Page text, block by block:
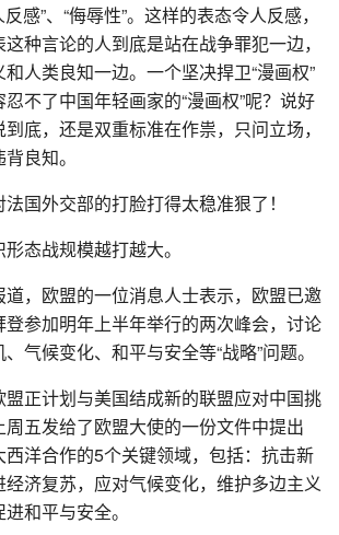
感”、“侮辱性”。这样的表态令人反感，
种言论的人到底是站在战争罪犯一边，
人类良知一边。一个坚决捍卫“漫画权”
不了中国年轻画家的“漫画权”呢？说好
底，还是双重标准在作祟，只问立场，
良知。
国外交部的打脸打得太稳准狠了！
态战规模越打越大。
，欧盟的一位消息人士表示，欧盟已邀
参加明年上半年举行的两次峰会，讨论
气候变化、和平与安全等“战略”问题。
正计划与美国结成新的联盟应对中国挑
五发给了欧盟大使的一份文件中提出
洋合作的5个关键领域，包括：抗击新
济复苏，应对气候变化，维护多边主义
和平与安全。